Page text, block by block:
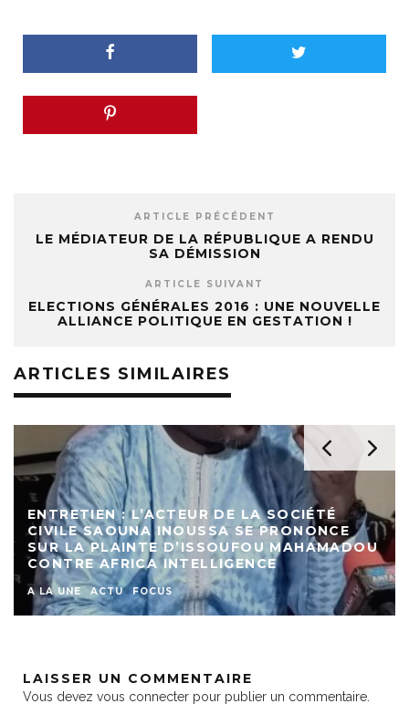
ARTICLE PRÉCÉDENT
LE MÉDIATEUR DE LA RÉPUBLIQUE A RENDU
SA DÉMISSION
ARTICLE SUIVANT
ELECTIONS GÉNÉRALES 2016 : UNE NOUVELLE
ALLIANCE POLITIQUE EN GESTATION !
ARTICLES SIMILAIRES
ENTRETIEN : L’ACTEUR DE LA SOCIÉTÉ
CIVILE SAOUNA INOUSSA SE PRONONCE
SUR LA PLAINTE D’ISSOUFOU MAHAMADOU
CONTRE AFRICA INTELLIGENCE
A LA UNE ACTU FOCUS
LAISSER UN COMMENTAIRE
Vous devez vous connecter pour publier un commentaire.